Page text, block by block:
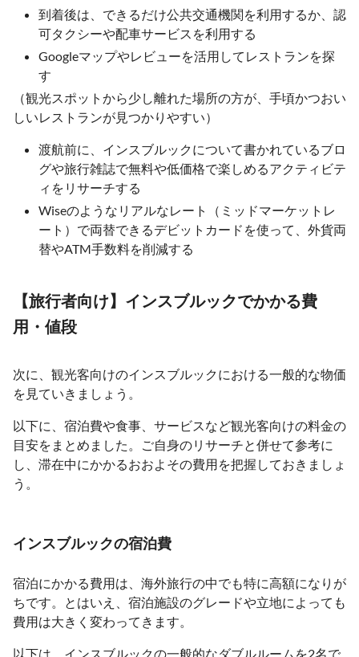
到着後は、できるだけ公共交通機関を利用するか、認
可タクシーや配車サービスを利用する
Googleマップやレビューを活用してレストランを探
す
（観光スポットから少し離れた場所の方が、手頃かつおい
しいレストランが見つかりやすい）
渡航前に、インスブルックについて書かれているブロ
グや旅行雑誌で無料や低価格で楽しめるアクティビテ
ィをリサーチする
Wiseのようなリアルなレート（ミッドマーケットレ
ート）で両替できるデビットカードを使って、外貨両
替やATM手数料を削減する
【旅行者向け】インスブルックでかかる費
用・値段
次に、観光客向けのインスブルックにおける一般的な物価
を見ていきましょう。
以下に、宿泊費や食事、サービスなど観光客向けの料金の
目安をまとめました。ご自身のリサーチと併せて参考に
し、滞在中にかかるおおよその費用を把握しておきましょ
う。
インスブルックの宿泊費
宿泊にかかる費用は、海外旅行の中でも特に高額になりが
ちです。とはいえ、宿泊施設のグレードや立地によっても
費用は大きく変わってきます。
以下は、インスブルックの一般的なダブルルームを2名で